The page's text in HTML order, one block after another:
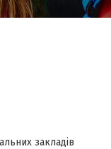
закладів